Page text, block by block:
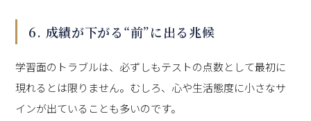
6. 成績が下がる“前”に出る兆候
学習面のトラブルは、必ずしもテストの点数として最初に
現れるとは限りません。むしろ、心や生活態度に小さなサ
インが出ていることも多いのです。